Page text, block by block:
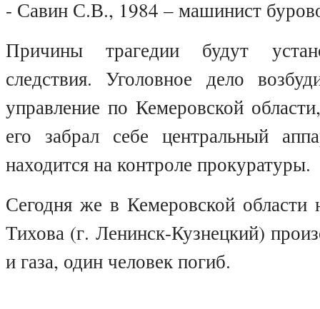
- Савин С.В., 1984 – машинист
Причины трагедии будут
следствия. Уголовное дело
управление по Кемеровской
его забрал себе центральный
находится на контроле прокуратуры.
Сегодня же в Кемеровской
Тихова (г. Ленинск-Кузнецкий)
и газа, один человек погиб.